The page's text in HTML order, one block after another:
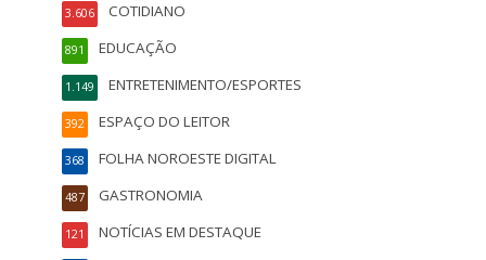
COTIDIANO
3.606
EDUCAÇÃO
891
ENTRETENIMENTO/ESPORTES
1.149
ESPAÇO DO LEITOR
392
FOLHA NOROESTE DIGITAL
368
GASTRONOMIA
487
NOTÍCIAS EM DESTAQUE
121